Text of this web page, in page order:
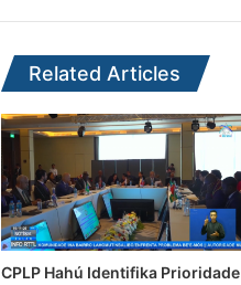
Related Articles
CPLP Hahú Identifika Prioridade